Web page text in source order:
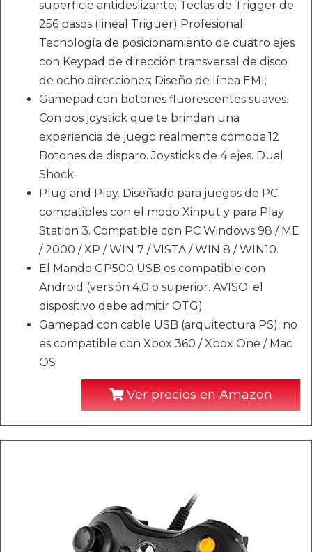
superficie antideslizante; Teclas de Trigger de
256 pasos (lineal Triguer) Profesional;
Tecnología de posicionamiento de cuatro ejes
con Keypad de dirección transversal de disco
de ocho direcciones; Diseño de línea EMI;
Gamepad con botones fluorescentes suaves.
Con dos joystick que te brindan una
experiencia de juego realmente cómoda.12
Botones de disparo. Joysticks de 4 ejes. Dual
Shock.
Plug and Play. Diseñado para juegos de PC
compatibles con el modo Xinput y para Play
Station 3. Compatible con PC Windows 98 / ME
/ 2000 / XP / WIN 7 / VISTA / WIN 8 / WIN10.
El Mando GP500 USB es compatible con
Android (versión 4.0 o superior. AVISO: el
dispositivo debe admitir OTG)
Gamepad con cable USB (arquitectura PS): no
es compatible con Xbox 360 / Xbox One / Mac
OS
Ver precios en Amazon